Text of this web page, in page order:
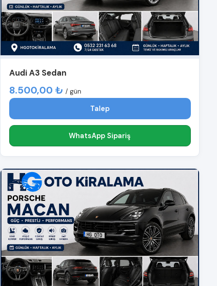
Audi A3 Sedan
8.500,00 ₺ / gün
Talep
WhatsApp Sipariş